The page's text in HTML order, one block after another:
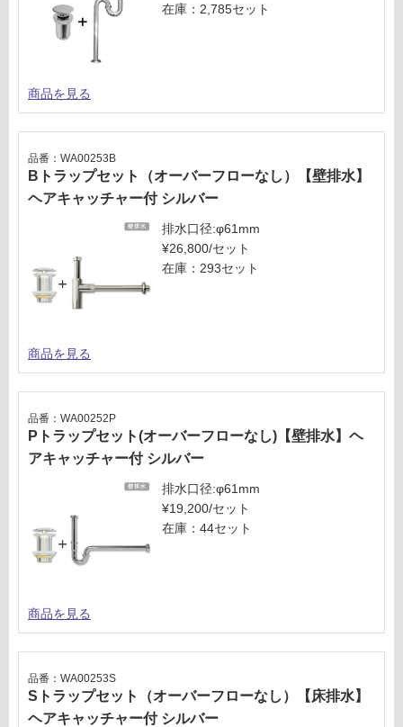
在庫：2,785セット
商品を見る
Bトラップセット（オーバーフローなし）【壁排水】
ヘアキャッチャー付 シルバー
品番：WA00253B
排水口径:φ61mm
¥26,800/セット
在庫：293セット
商品を見る
Pトラップセット(オーバーフローなし)【壁排水】ヘ
アキャッチャー付 シルバー
品番：WA00252P
排水口径:φ61mm
¥19,200/セット
在庫：44セット
商品を見る
Sトラップセット（オーバーフローなし）【床排水】
ヘアキャッチャー付 シルバー
品番：WA00253S